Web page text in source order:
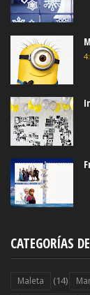
CATEGORÍAS
Maleta (14)